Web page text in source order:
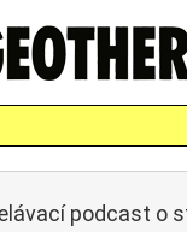
podcast o